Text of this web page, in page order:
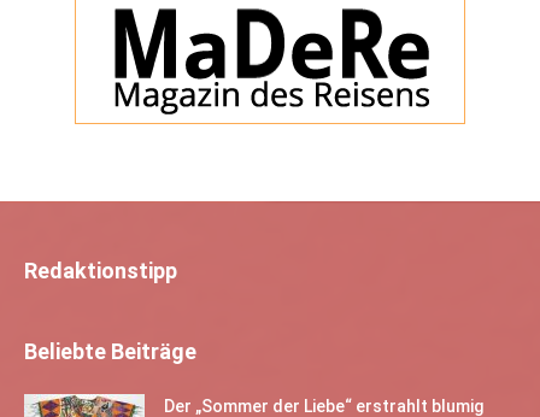
Redaktionstipp
Beliebte Beiträge
Der „Sommer der Liebe“ erstrahlt blumig